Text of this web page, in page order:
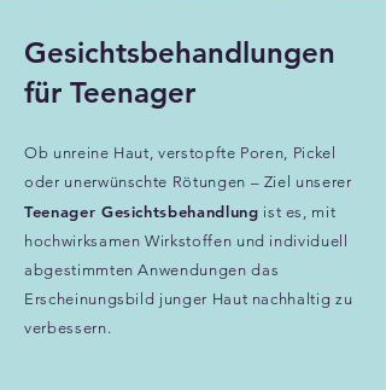
Gesichtsbehandlungen
für Teenager
Ob unreine Haut, verstopfte Poren, Pickel
oder unerwünschte Rötungen – Ziel unserer
Teenager Gesichtsbehandlung ist es, mit
hochwirksamen Wirkstoffen und individuell
abgestimmten Anwendungen das
Erscheinungsbild junger Haut nachhaltig zu
verbessern.